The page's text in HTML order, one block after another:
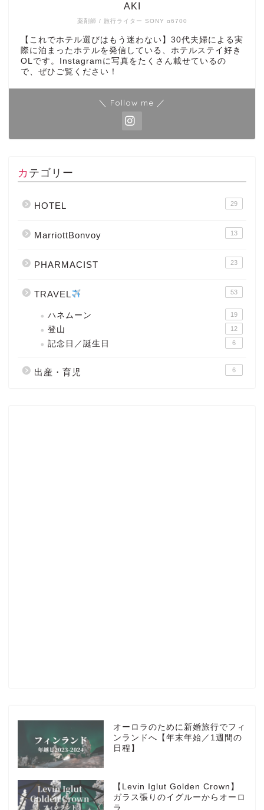
薬剤師 / 旅行ライター SONY α6700
AKI
【これでホテル選びはもう迷わない】30代夫婦による実
際に泊まったホテルを発信している、ホテルステイ好き
OLです。Instagramに写真をたくさん載せているの
で、ぜひご覧ください！
＼ Follow me ／
カテゴリー
HOTEL 29
MarriottBonvoy 13
PHARMACIST 23
TRAVEL 53
ハネムーン 19
登山 12
記念日／誕生日 6
出産・育児 6
オーロラのために新婚旅行でフィ
ンランドへ【年末年始／1週間の
日程】
【Levin Iglut Golden Crown】
ガラス張りのイグルーからオーロ
ラ
HOTEL
TRAVEL